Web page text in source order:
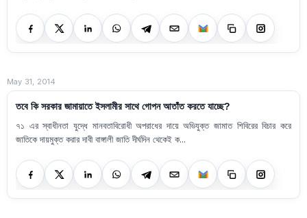
May 31, 2014
তবে কি সরকার জামায়াতে ইসলামীর সাথে গোপন আতাঁত করতে যাচ্ছে?
৭১ এর স্বাধীনতা যুদ্ধে মানবতাবিরোধী অপরাধের দায়ে অভিযুক্ত জামাত শিবিরের বিচার করে
জাতিকে দায়মুক্ত করার দাবী বাঙ্গালী জাতি দীর্ঘদিন থেকেই ক...